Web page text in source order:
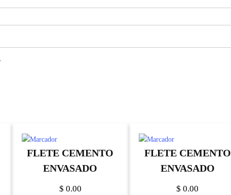
FLETE CEMENTO
ENVASADO
$ 0.00
FLETE CEMENTO
ENVASADO
$ 0.00